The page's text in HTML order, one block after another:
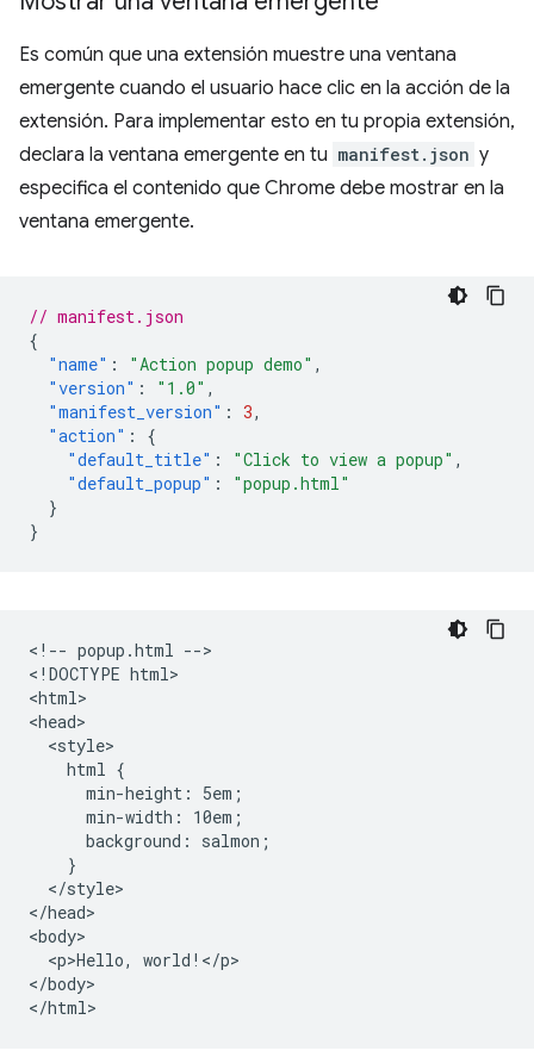
Es común que una extensión muestre una ventana
emergente cuando el usuario hace clic en la acción de la
extensión. Para implementar esto en tu propia extensión,
declara la ventana emergente en tu manifest.json y
especifica el contenido que Chrome debe mostrar en la
ventana emergente.
// manifest.json
{
"name" : "Action popup demo" ,
"version" : "1.0" ,
"manifest_version" : 3,
"action" :
{
"default_title" : "Click to view a popup" ,
"default_popup" :
"popup.html"
}
}
<!-- popup.html -->
<!DOCTYPE html>
<html>
<head>
  <style>
    html {
      min-height: 5em;
      min-width: 10em;
      background: salmon;
    }
  </style>
</head>
<body>
  <p>Hello, world!</p>
</body>